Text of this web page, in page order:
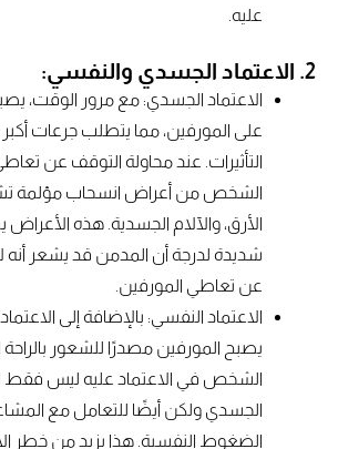
عليه.
2. الاعتماد الجسدي والنفسي:
الاعتماد الجسدي: مع مرور الوقت،
على المورفين، مما يتطلب جرعات
التأثيرات. عند محاولة التوقف عن تعاطي
الشخص من أعراض انسحاب مؤلمة
الأرق، والآلام الجسدية. هذه الأعراض
شديدة لدرجة أن المدمن قد يشعر أنه
عن تعاطي المورفين.
الاعتماد النفسي: بالإضافة إلى
يصبح المورفين مصدرًا للشعور بالراحة
الشخص في الاعتماد عليه ليس فقط
الجسدي ولكن أيضًا للتعامل مع المشاعر
الضغوط النفسية. هذا يزيد من خطر